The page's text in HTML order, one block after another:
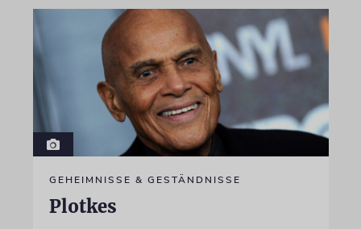
GEHEIMNISSE & GESTÄNDNISSE
Plotkes